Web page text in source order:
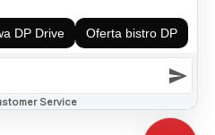
Zezwól na wszystkie